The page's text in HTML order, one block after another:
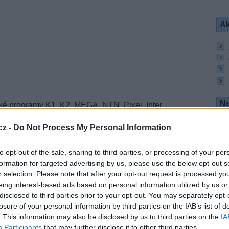
- Do Not Process My Personal Information
opt-out of the sale, sharing to third parties, or processing of your
for targeted advertising by us, please use the below opt-out
selection. Please note that after your opt-out request is processed
interest-based ads based on personal information utilized by us
to third parties prior to your opt-out. You may separately
of your personal information by third parties on the IAB’s list of
This information may also be disclosed by us to third parties on the
Participants that may further disclose it to other third parties.
programy K1, K2, MEGA, NTN, Pixel, Inter,
se nevysílá žádná informace o změně
Inter Media Group Limited. Provozovatel se
na 4,8°E. Souběžná distribuce trvala 3 týdny.
skutečnost, že satelit Astra 4A využívá i
Díky tomu mohou uvedenéFTAstanice
pořadů, informační z národních a mezinárodního
show.Pixel TVje dětský kanál,Enter
jsou zábavní stanice. MEGApřináší to nejlepší z
Geographic, History Channel, Discovery a